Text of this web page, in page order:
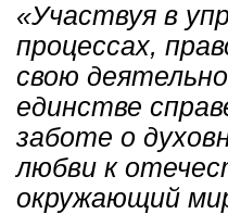
«Участвуя в
процессах,
свою
единстве
заботе о
любви к
окружающий